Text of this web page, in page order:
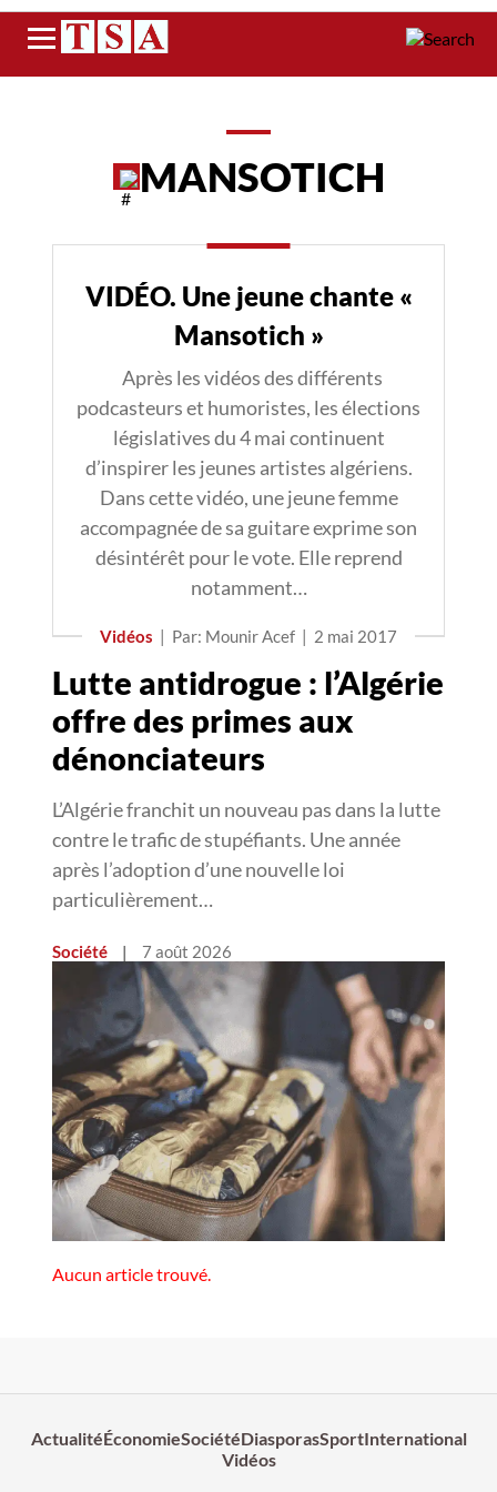
Menu
MANSOTICH
VIDÉO. Une jeune chante «
Mansotich »
Après les vidéos des différents
podcasteurs et humoristes, les élections
législatives du 4 mai continuent
d’inspirer les jeunes artistes algériens.
Dans cette vidéo, une jeune femme
accompagnée de sa guitare exprime son
désintérêt pour le vote. Elle reprend
notamment…
Vidéos | Par: Mounir Acef | 2 mai 2017
Lutte antidrogue : l’Algérie
offre des primes aux
dénonciateurs
L’Algérie franchit un nouveau pas dans la lutte
contre le trafic de stupéfiants. Une année
après l’adoption d’une nouvelle loi
particulièrement…
Société | 7 août 2026
Aucun article trouvé.
ActualitéÉconomieSociétéDiasporasSportInternational
Vidéos